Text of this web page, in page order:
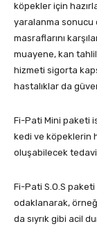
köpekler için
yaralanma sonucu
masraflarını
muayene, kan
hizmeti sigorta
hastalıklar da
Fi-Pati Mini paketi
kedi ve köpeklerin
oluşabilecek tedavi
Fi-Pati S.O.S
odaklanarak,
da sıyrık gibi acil